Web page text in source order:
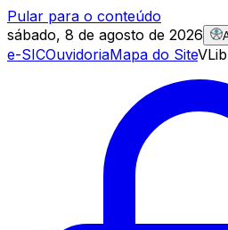
Pular para o conteúdo
sábado, 8 de agosto de 2026
e-SICOuvidoriaMapa do Site